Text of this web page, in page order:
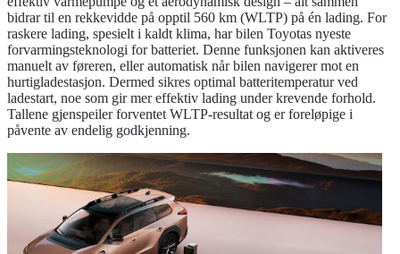
bidrar til en rekkevidde på opptil 560 km (WLTP) på én lading. For
raskere lading, spesielt i kaldt klima, har bilen Toyotas nyeste
forvarmingsteknologi for batteriet. Denne funksjonen kan aktiveres
manuelt av føreren, eller automatisk når bilen navigerer mot en
hurtigladestasjon. Dermed sikres optimal batteritemperatur ved
ladestart, noe som gir mer effektiv lading under krevende forhold.
Tallene gjenspeiler forventet WLTP-resultat og er foreløpige i
påvente av endelig godkjenning.